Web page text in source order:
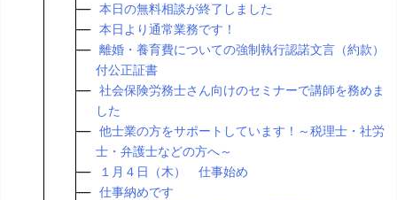
本日の無料相談が終了しました
本日より通常業務です！
離婚・養育費についての強制執行認諾文言（約款）
付公正証書
社会保険労務士さん向けのセミナーで講師を務めま
した
他士業の方をサポートしています！～税理士・社労
士・弁護士などの方へ～
１月４日（木） 仕事始め
仕事納めです